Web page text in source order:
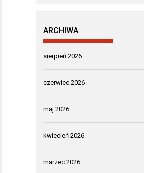
ARCHIWA
sierpień 2026
czerwiec 2026
maj 2026
kwiecień 2026
marzec 2026